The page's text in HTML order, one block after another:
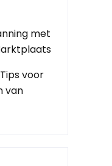
met
voor
van